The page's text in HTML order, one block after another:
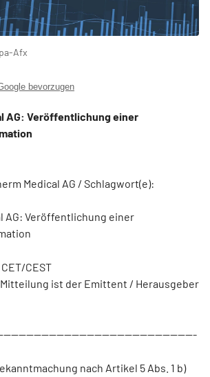
Afx
bevorzugen
AG: Veröffentlichung einer
Medical AG / Schlagwort(e):
AG: Veröffentlichung einer
CEST
ist der Emittent / Herausgeber
nach Artikel 5 Abs. 1 b)